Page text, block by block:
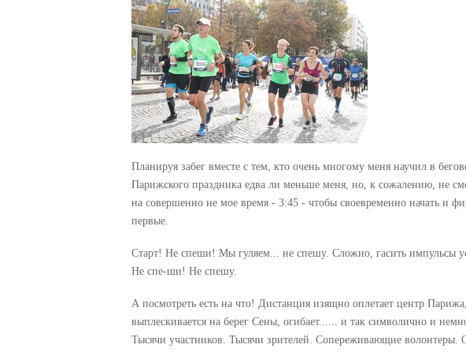
Планируя забег вместе с тем, кто очень многому меня научил в
Парижского праздника едва ли меньше меня, но, к сожалению, не
на совершенно не мое время - 3:45 - чтобы своевременно начать и
первые.
Старт! Не спеши! Мы гуляем... не спешу. Сложно, гасить импульсы
Не спе-ши! Не спешу.
А посмотреть есть на что! Дистанция изящно оплетает центр
выплескивается на берег Сены, огибает...... и так символично и
Тысячи участников. Тысячи зрителей. Сопереживающие волонтеры.